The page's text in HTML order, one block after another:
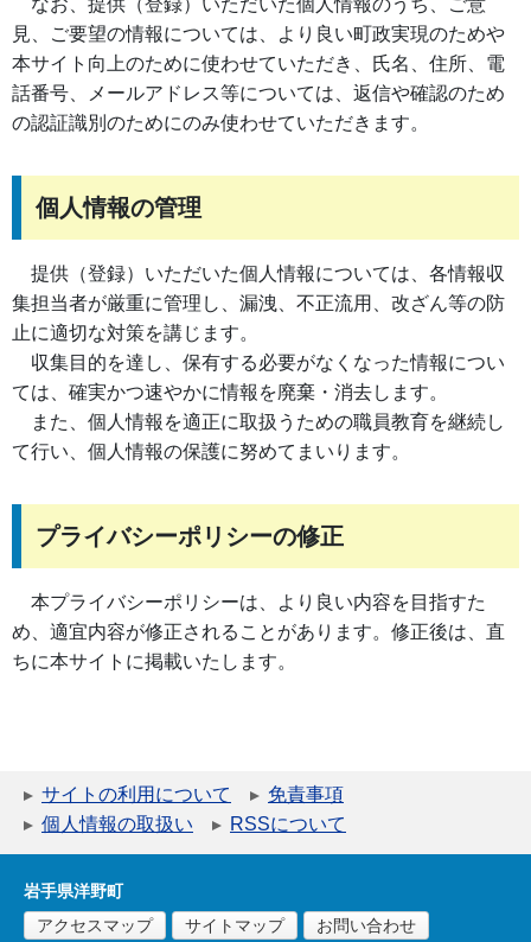
なお、提供（登録）いただいた個人情報のうち、ご意
見、ご要望の情報については、より良い町政実現のためや
本サイト向上のために使わせていただき、氏名、住所、電
話番号、メールアドレス等については、返信や確認のため
の認証識別のためにのみ使わせていただきます。
個人情報の管理
提供（登録）いただいた個人情報については、各情報収
集担当者が厳重に管理し、漏洩、不正流用、改ざん等の防
止に適切な対策を講じます。
収集目的を達し、保有する必要がなくなった情報につい
ては、確実かつ速やかに情報を廃棄・消去します。
また、個人情報を適正に取扱うための職員教育を継続し
て行い、個人情報の保護に努めてまいります。
プライバシーポリシーの修正
本プライバシーポリシーは、より良い内容を目指すた
め、適宜内容が修正されることがあります。修正後は、直
ちに本サイトに掲載いたします。
サイトの利用について
免責事項
個人情報の取扱い
RSSについて
岩手県洋野町
アクセスマップ
サイトマップ お問い合わせ